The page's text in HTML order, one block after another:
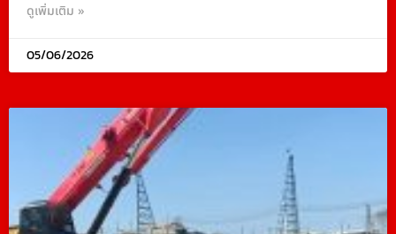
ดูเพิ่มเติม »
05/06/2026